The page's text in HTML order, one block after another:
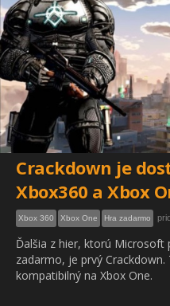
Crackdown je
Xbox360 a Xbox
Xbox 360 Xbox One Hra zadarmo
Ďalšia z hier, ktorú Microsoft
zadarmo, je prvý
kompatibilný na Xbox One.